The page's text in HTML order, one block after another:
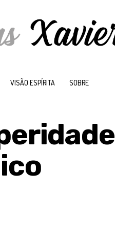
VISÃO ESPÍRITA SOBRE